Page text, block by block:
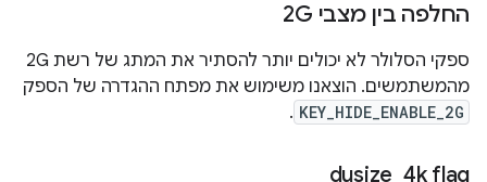
החלפה בין מצבי 2G
ספקי הסלולר לא יכולים יותר להסתיר את המתג של רשת 2G
מהמשתמשים. הוצאנו משימוש את מפתח ההגדרה של הספק
KEY_HIDE_ENABLE_2G
.
‫dusize 4k flag